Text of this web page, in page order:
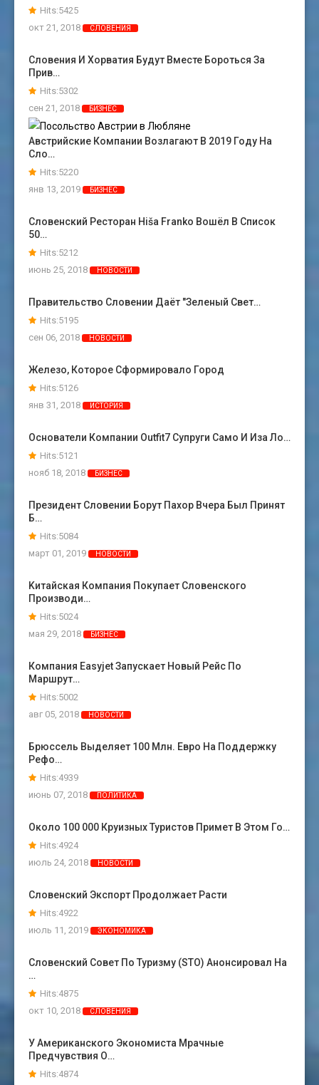
Hits:5425
окт 21, 2018
СЛОВЕНИЯ
Словения И Хорватия Будут Вместе Бороться За
Прив…
Hits:5302
сен 21, 2018
БИЗНЕС
Австрийские Компании Возлагают В 2019 Году На
Сло…
Hits:5220
янв 13, 2019
БИЗНЕС
Словенский Ресторан Hiša Franko Вошёл В Список
50…
Hits:5212
июнь 25, 2018
НОВОСТИ
Правительство Словении Даёт "зеленый Свет…
Hits:5195
сен 06, 2018
НОВОСТИ
Железо, Которое Сформировало Город
Hits:5126
янв 31, 2018
ИСТОРИЯ
Основатели Компании Outfit7 Супруги Само И Иза Ло…
Hits:5121
нояб 18, 2018
БИЗНЕС
Президент Словении Борут Пахор Вчера Был Принят
Б…
Hits:5084
март 01, 2019
НОВОСТИ
Kитайская Компания Покупает Словенского
Производи…
Hits:5024
мая 29, 2018
БИЗНЕС
Компания Easyjet Запускает Новый Рейс По
Маршрут…
Hits:5002
авг 05, 2018
НОВОСТИ
Брюссель Выделяет 100 Млн. Евро На Поддержку
Рефо…
Hits:4939
июнь 07, 2018
ПОЛИТИКА
Около 100 000 Круизных Туристов Примет В Этом Го…
Hits:4924
июль 24, 2018
НОВОСТИ
Словенский Экспорт Продолжает Расти
Hits:4922
июль 11, 2019
ЭКОНОМИКА
Словенский Совет По Туризму (STO) Анонсировал На
…
Hits:4875
окт 10, 2018
СЛОВЕНИЯ
У Американского Экономиста Мрачные
Предчувствия О…
Hits:4874